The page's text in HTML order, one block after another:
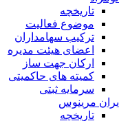
تاریخچه
موضوع فعالیت
ترکیب سهامداران
اعضای هیئت مدیره
ارکان جهت ساز
کمیته های حاکمیتی
سرمایه ثبتی
ایران مرینوس
تاریخچه